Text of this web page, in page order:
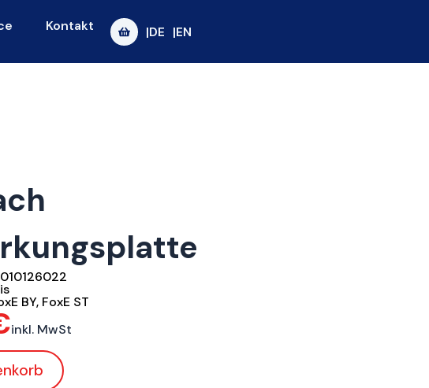
Kontakt |DE |EN
BY, FoxE ST
inkl. MwSt